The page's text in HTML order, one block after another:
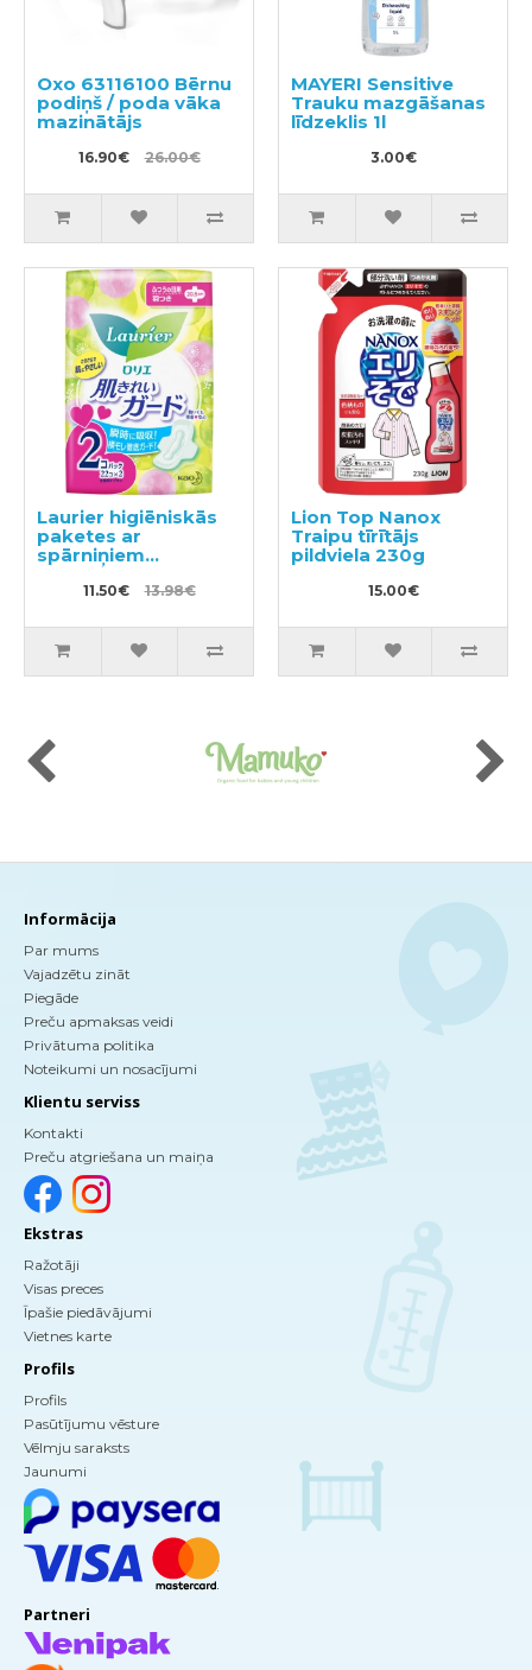
Oxo 63116100 Bērnu
podiņš / poda vāka
mazinātājs
16.90€ 26.00€
MAYERI Sensitive
Trauku mazgāšanas
līdzeklis 1l
3.00€
Laurier higiēniskās
paketes ar
spārniņiem
mēreniem
izdalījumiem 20,5cm
11.50€ 13.98€
Lion Top Nanox
Traipu tīrītājs
pildviela 230g
15.00€
Informācija
Par mums
Vajadzētu zināt
Piegāde
Preču apmaksas veidi
Privātuma politika
Noteikumi un nosacījumi
Klientu serviss
Kontakti
Preču atgriešana un maiņa
Ekstras
Ražotāji
Visas preces
Īpašie piedāvājumi
Vietnes karte
Profils
Profils
Pasūtījumu vēsture
Vēlmju saraksts
Jaunumi
Partneri